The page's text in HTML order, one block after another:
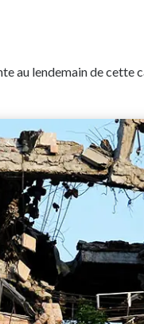
au lendemain de cette